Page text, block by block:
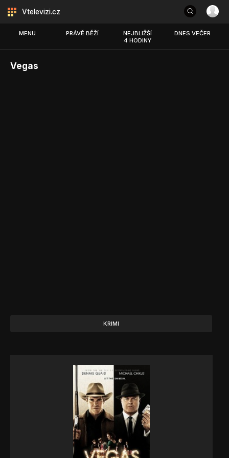
Vtelevizi.cz
MENU PRÁVĚ BĚŽÍ
NEJBLIŽŠÍ
4 HODINY
DNES VEČER
Vegas
KRIMI